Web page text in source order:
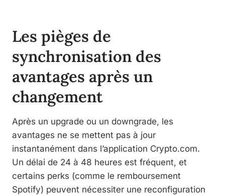
Les pièges de
synchronisation des
avantages après un
changement
Après un upgrade ou un downgrade, les
avantages ne se mettent pas à jour
instantanément dans l’application Crypto.com.
Un délai de 24 à 48 heures est fréquent, et
certains perks (comme le remboursement
Spotify) peuvent nécessiter une reconfiguration